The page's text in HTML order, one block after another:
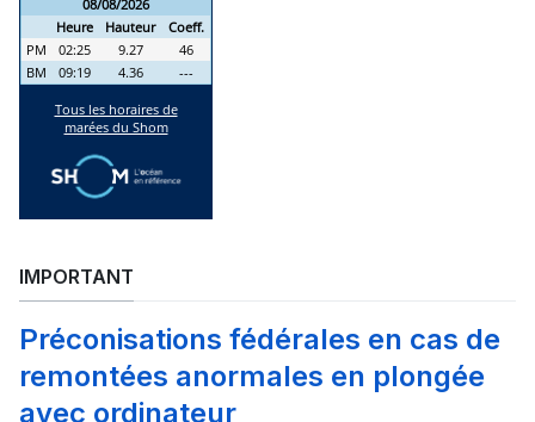
IMPORTANT
Préconisations fédérales en cas de
remontées anormales en plongée
avec ordinateur